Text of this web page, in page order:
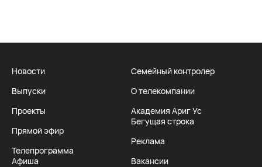
Новости
Выпуски
Проекты
Прямой эфир
Телепрограмма
Афиша
Семейный контролер
О телекомпании
Академия Ариг Ус
Бегущая строка
Реклама
Вакансии